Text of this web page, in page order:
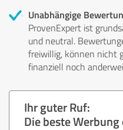
Unabhängige
ProvenExpert ist
und neutral.
freiwillig, können nicht
finanziell noch
Ihr guter Ruf:
Die beste